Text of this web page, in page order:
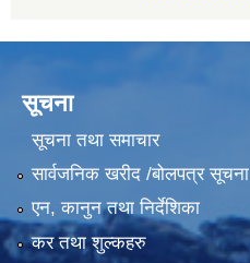
सूचना
सूचना तथा समाचार
सार्वजनिक खरीद /बोलपत्र सूचना
एन, कानुन तथा निर्देशिका
कर तथा शुल्कहरु